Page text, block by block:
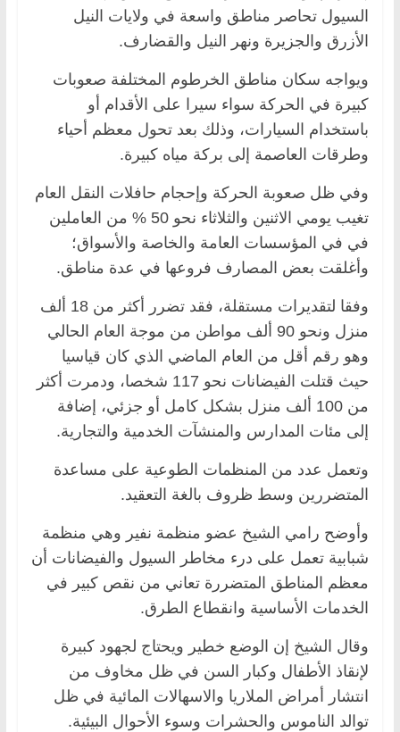
السيول تحاصر مناطق واسعة في ولايات النيل
الأزرق والجزيرة ونهر النيل والقضارف.
ويواجه سكان مناطق الخرطوم المختلفة صعوبات
كبيرة في الحركة سواء سيرا على الأقدام أو
باستخدام السيارات، وذلك بعد تحول معظم أحياء
وطرقات العاصمة إلى بركة مياه كبيرة.
وفي ظل صعوبة الحركة وإحجام حافلات النقل العام
تغيب يومي الاثنين والثلاثاء نحو 50 % من العاملين
في في المؤسسات العامة والخاصة والأسواق؛
وأغلقت بعض المصارف فروعها في عدة مناطق.
وفقا لتقديرات مستقلة، فقد تضرر أكثر من 18 ألف
منزل ونحو 90 ألف مواطن من موجة العام الحالي
وهو رقم أقل من العام الماضي الذي كان قياسيا
حيث قتلت الفيضانات نحو 117 شخصا، ودمرت أكثر
من 100 ألف منزل بشكل كامل أو جزئي، إضافة
إلى مئات المدارس والمنشآت الخدمية والتجارية.
وتعمل عدد من المنظمات الطوعية على مساعدة
المتضررين وسط ظروف بالغة التعقيد.
وأوضح رامي الشيخ عضو منظمة نفير وهي منظمة
شبابية تعمل على درء مخاطر السيول والفيضانات أن
معظم المناطق المتضررة تعاني من نقص كبير في
الخدمات الأساسية وانقطاع الطرق.
وقال الشيخ إن الوضع خطير ويحتاج لجهود كبيرة
لإنقاذ الأطفال وكبار السن في ظل مخاوف من
انتشار أمراض الملاريا والاسهالات المائية في ظل
توالد الناموس والحشرات وسوء الأحوال البيئية.